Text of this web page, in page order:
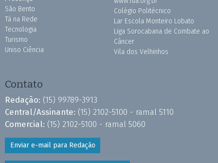
São Bento
Tá na Rede
Tecnologia
Turismo
Uniso Ciência
Colégio Politécnico
Lar Escola Monteiro Lobato
Liga Sorocabana de Combate ao
Câncer
Vila dos Velhinhos
Contato
Redação: (15) 99789-3913
Central/Assinante: (15) 2102-5100 - ramal 5110
Comercial: (15) 2102-5100 - ramal 5060
Enviar e-mail para Redação